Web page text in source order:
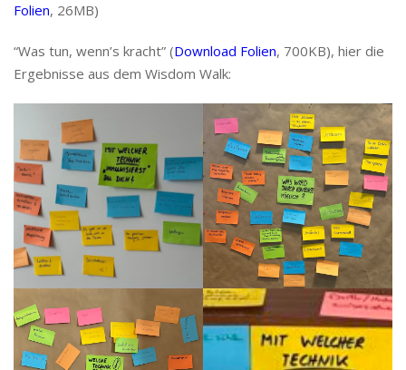
Folien, 26MB)
“Was tun, wenn’s kracht” (Download Folien, 700KB), hier die
Ergebnisse aus dem Wisdom Walk: